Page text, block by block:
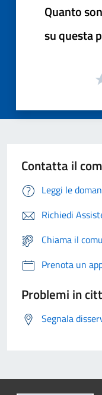
Quanto
su questa
Contatta il
Leggi le
Richiedi
Chiama il
Prenota un
Problemi in
Segnala